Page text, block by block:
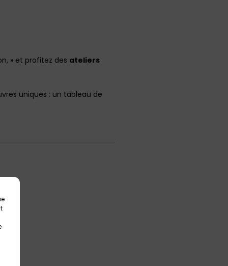
» et profitez des ateliers
uniques : un tableau de